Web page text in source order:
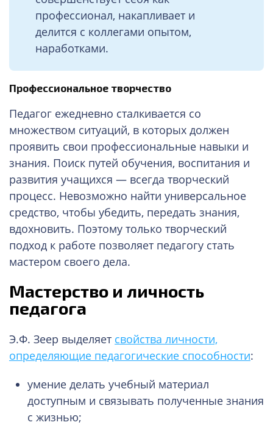
профессионал, накапливает и
делится с коллегами опытом,
наработками.
Профессиональное творчество
Педагог ежедневно сталкивается со
множеством ситуаций, в которых должен
проявить свои профессиональные навыки и
знания. Поиск путей обучения, воспитания и
развития учащихся — всегда творческий
процесс. Невозможно найти универсальное
средство, чтобы убедить, передать знания,
вдохновить. Поэтому только творческий
подход к работе позволяет педагогу стать
мастером своего дела.
Мастерство и личность
педагога
Э.Ф. Зеер выделяет свойства личности,
определяющие педагогические способности:
умение делать учебный материал
доступным и связывать полученные знания
с жизнью;